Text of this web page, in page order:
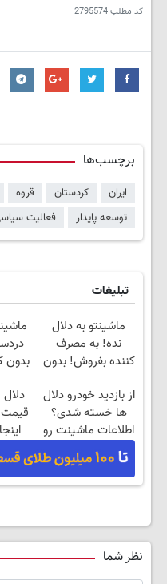
کد مطلب2795574
برچسب‌ها
ایران کردستان قروه
توسعه پایدار
فعالیت
تبلیغات
ماشینتو به دلال
نده! به مصرف
کننده بفروش! بدون
بدون
از بازدید خودرو دلال
ها خسته شدی؟
اطلاعات ماشینت رو
اینجا ثبت کن
دلال
قیمت
نظر شما